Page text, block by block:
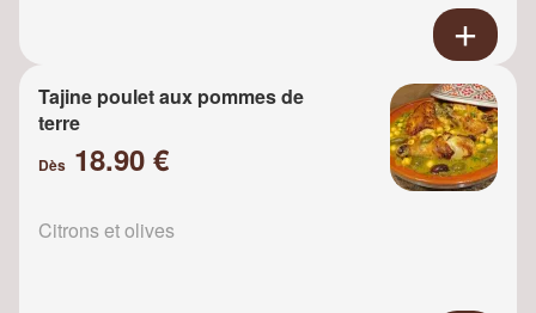
Tajine poulet aux pommes de
terre
Dès 18.90 €
Citrons et olives